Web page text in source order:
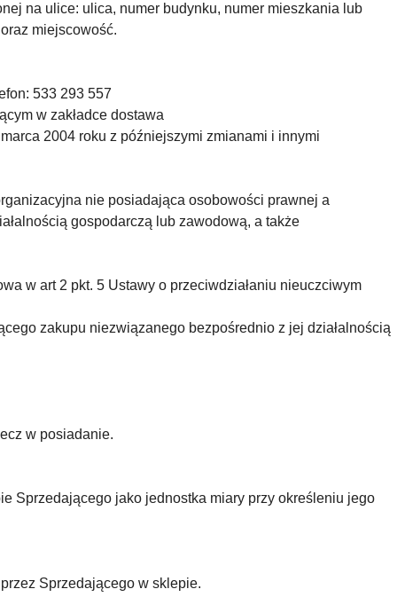
na ulice: ulica, numer budynku, numer mieszkania lub
miejscowość.
533 293 557
w zakładce dostawa
2004 roku z późniejszymi zmianami i innymi
nie posiadająca osobowości prawnej a
gospodarczą lub zawodową, a także
w art 2 pkt. 5 Ustawy o przeciwdziałaniu nieuczciwym
zakupu niezwiązanego bezpośrednio z jej działalnością
w posiadanie.
Sprzedającego jako jednostka miary przy określeniu jego
Sprzedającego w sklepie.